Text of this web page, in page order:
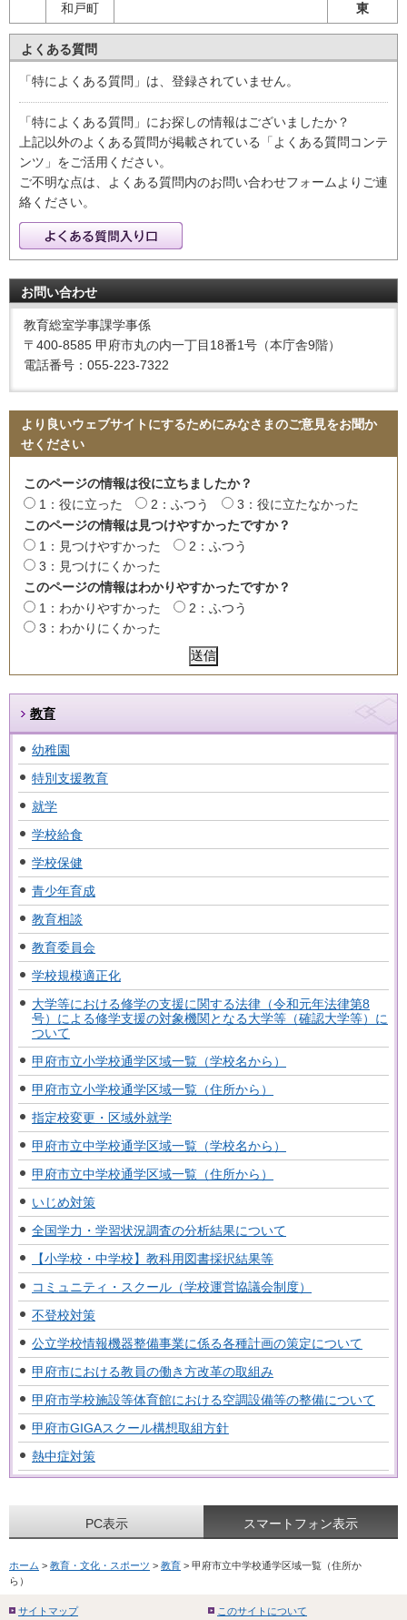
和戸町 東
よくある質問
「特によくある質問」は、登録されていません。
「特によくある質問」にお探しの情報はございましたか？
上記以外のよくある質問が掲載されている「よくある質問コンテ
ンツ」をご活用ください。
ご不明な点は、よくある質問内のお問い合わせフォームよりご連
絡ください。
お問い合わせ
教育総室学事課学事係
〒400-8585 甲府市丸の内一丁目18番1号（本庁舎9階）
電話番号：055-223-7322
より良いウェブサイトにするためにみなさまのご意見をお聞か
せください
このページの情報は役に立ちましたか？
1：役に立った
2：ふつう
3：役に立たなかった
このページの情報は見つけやすかったですか？
1：見つけやすかった
2：ふつう
3：見つけにくかった
このページの情報はわかりやすかったですか？
1：わかりやすかった
2：ふつう
3：わかりにくかった
教育
幼稚園
特別支援教育
就学
学校給食
学校保健
青少年育成
教育相談
教育委員会
学校規模適正化
大学等における修学の支援に関する法律（令和元年法律第8
号）による修学支援の対象機関となる大学等（確認大学等）に
ついて
甲府市立小学校通学区域一覧（学校名から）
甲府市立小学校通学区域一覧（住所から）
指定校変更・区域外就学
甲府市立中学校通学区域一覧（学校名から）
甲府市立中学校通学区域一覧（住所から）
いじめ対策
全国学力・学習状況調査の分析結果について
【小学校・中学校】教科用図書採択結果等
コミュニティ・スクール（学校運営協議会制度）
不登校対策
公立学校情報機器整備事業に係る各種計画の策定について
甲府市における教員の働き方改革の取組み
甲府市学校施設等体育館における空調設備等の整備について
甲府市GIGAスクール構想取組方針
熱中症対策
PC表示 スマートフォン表示
ホーム > 教育・文化・スポーツ > 教育 > 甲府市立中学校通学区域一覧（住所か
ら）
サイトマップ このサイトについて